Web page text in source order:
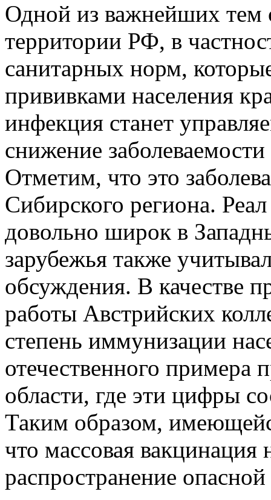
Одной из важнейших тем
территории РФ, в
санитарных норм,
прививками населения
инфекция станет
снижение
Отметим, что это
Сибирского региона.
довольно широк в
зарубежья также
обсуждения. В качестве
работы Австрийских
степень иммунизации
отечественного примера
области, где эти цифры
Таким образом,
что массовая вакцинация
распространение